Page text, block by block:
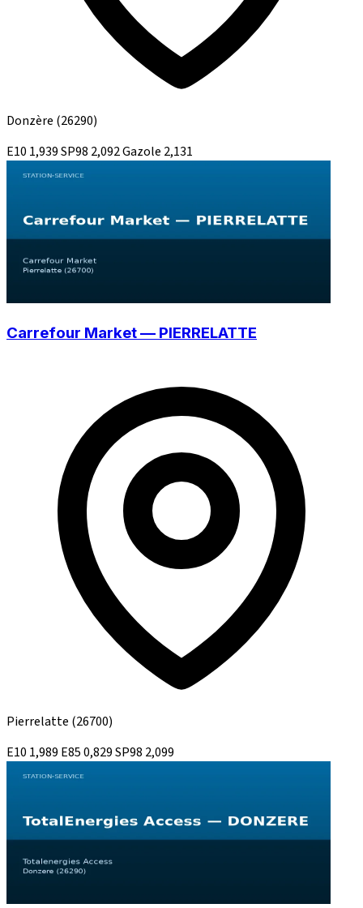
Donzère (26290)
E10 1,939SP98 2,092Gazole 2,131
Carrefour Market — PIERRELATTE
Pierrelatte (26700)
E10 1,989 E850,829SP98 2,099